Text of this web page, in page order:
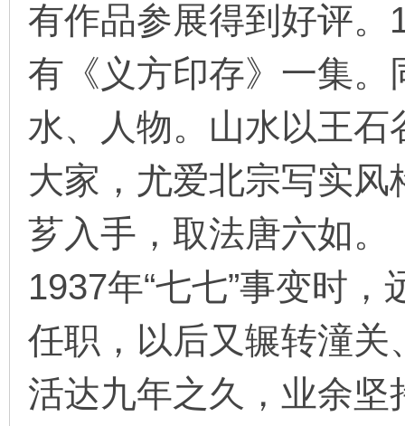
有作品参展得到好评
有《义方印存》一集
水、人物。山水以王
大家，尤爱北宗写实
芗入手，取法唐六如。
1937年“七七”事变时
任职，以后又辗转潼
活达九年之久，业余